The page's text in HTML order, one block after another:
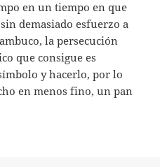
en un tiempo en que
demasiado esfuerzo a
la persecución
que consigue es
y hacerlo, por lo
en menos fino, un pan